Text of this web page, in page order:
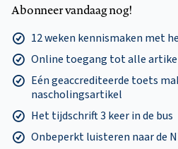
Abonneer vandaag nog!
12 weken kennismaken met
Online toegang tot alle
Eén geaccrediteerde toets
nascholingsartikel
Het tijdschrift 3 keer in de bus
Onbeperkt luisteren naar de